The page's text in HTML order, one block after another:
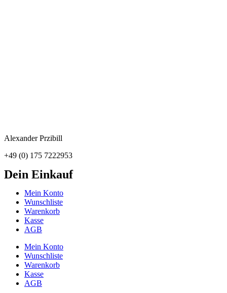
Alexander Przibill
+49 (0) 175 7222953
Dein Einkauf
Mein Konto
Wunschliste
Warenkorb
Kasse
AGB
Mein Konto
Wunschliste
Warenkorb
Kasse
AGB